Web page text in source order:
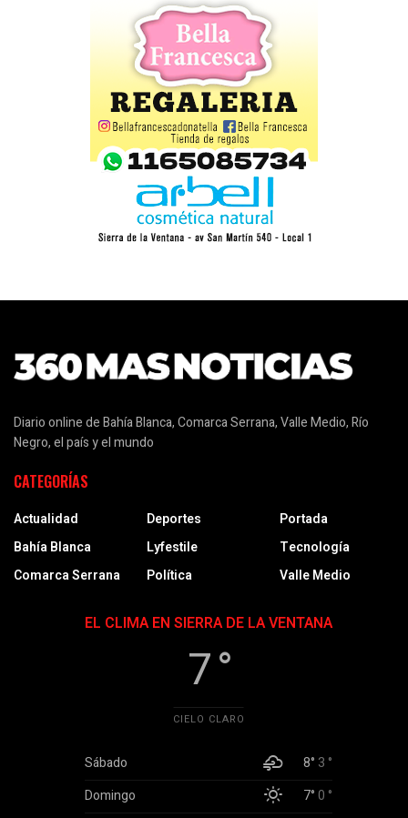
Diario online de Bahía Blanca, Comarca Serrana, Valle Medio, Río
Negro, el país y el mundo
CATEGORÍAS
Actualidad
Bahía Blanca
Comarca Serrana
Deportes
Lyfestile
Política
Portada
Tecnología
Valle Medio
EL CLIMA EN SIERRA DE LA VENTANA
7 °
CIELO CLARO
Sábado 8° 3 °
Domingo
7°0 °